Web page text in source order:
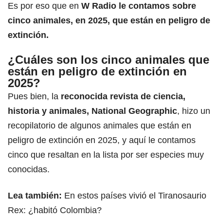
Es por eso que en W Radio le contamos sobre
cinco animales, en 2025, que están en peligro de
extinción.
¿Cuáles son los cinco animales que
están en peligro de extinción en
2025?
Pues bien, la reconocida revista de ciencia,
historia y animales, National Geographic, hizo un
recopilatorio de algunos animales que están en
peligro de extinción en 2025, y aquí le contamos
cinco que resaltan en la lista por ser especies muy
conocidas.
Lea también: En estos países vivió el Tiranosaurio
Rex: ¿habitó Colombia?